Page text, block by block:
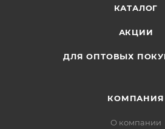
КАТАЛОГ
АКЦИИ
ДЛЯ ОПТОВЫХ
КОМПАНИЯ
О компании